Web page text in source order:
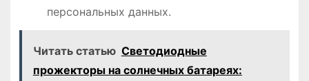
персональных данных.
Читать статью Светодиодные
прожекторы на солнечных батареях: